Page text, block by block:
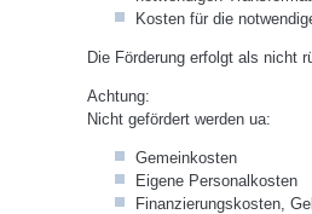
Kosten für die
Die Förderung erfolgt als nicht
Achtung:
Nicht gefördert werden ua:
Gemeinkosten
Eigene Personalkosten
Finanzierungskosten,